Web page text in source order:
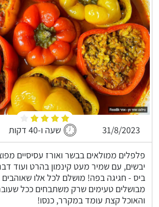
31/8/2023 שעה ו-40 דקות
פלפלים ממולאים בבשר ואורז עסיסיים
יבשים, עם שמיר מעט קינמון בהרט ועוד
ביס - חגיגה בפה! מושלם לכל אלו
מבושלים טעימים שרק משתבחים ככל
והאוכל קצת עומד במקרר, כנסו!